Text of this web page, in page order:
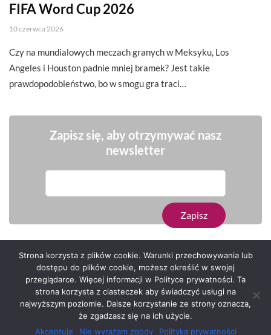
FIFA Word Cup 2026
10 czerwca 2026
Czy na mundialowych meczach granych w Meksyku, Los
Angeles i Houston padnie mniej bramek? Jest takie
prawdopodobieństwo, bo w smogu gra traci…
Zapisz się, aby otrzymywać nasz
newsletter
Serwis zaprojektował Grzegorz Sztank .
Strona korzysta z plików cookie. Warunki przechowywania lub
dostępu do plików cookie, możesz określić w swojej
przeglądarce. Więcej informacji w Polityce prywatności. Ta
strona korzysta z ciasteczek aby świadczyć usługi na
najwyższym poziomie. Dalsze korzystanie ze strony oznacza,
że zgadzasz się na ich użycie.
Akceptuję
Nie wyrażam zgody Polityka prywatności